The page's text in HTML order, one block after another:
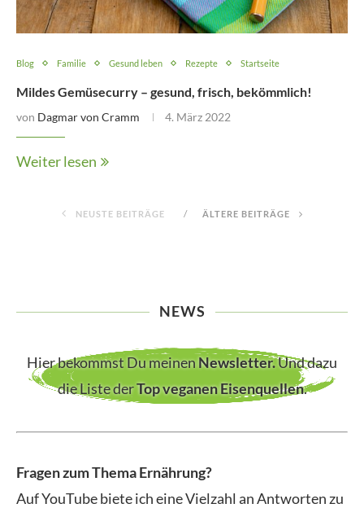
Blog Familie Gesund leben Rezepte Startseite
Mildes Gemüsecurry – gesund, frisch, bekömmlich!
von Dagmar von Cramm 4. März 2022
Weiter lesen
NEUSTE BEITRÄGE ÄLTERE BEITRÄGE
NEWS
Hier bekommst Du meinenNewsletter.Und dazu
die Liste derTop veganen Eisenquellen.
Fragen zum Thema Ernährung?
Auf YouTube biete ich eine Vielzahl an Antworten zu